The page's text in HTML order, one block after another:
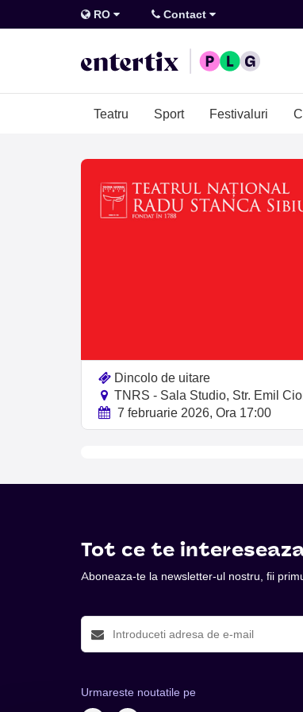
RO Contact
Teatru Sport Festivaluri
Dincolo de uitare
TNRS - Sala Studio, Str. Emil
7 februarie 2026, Ora 17:00
Tot ce te
Aboneaza-te la newsletter-ul nostru, fii
Urmareste noutatile pe